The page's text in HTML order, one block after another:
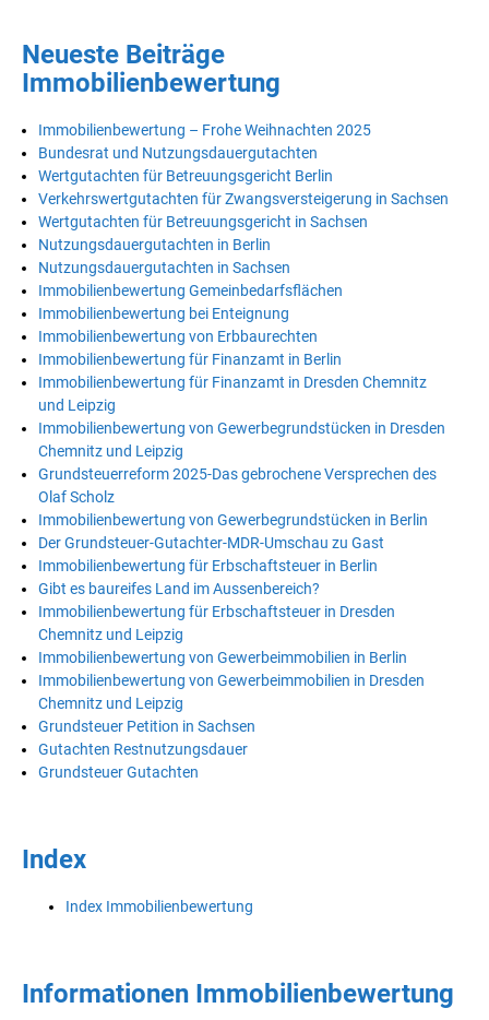
Neueste Beiträge
Immobilienbewertung
Immobilienbewertung – Frohe Weihnachten 2025
Bundesrat und Nutzungsdauergutachten
Wertgutachten für Betreuungsgericht Berlin
Verkehrswertgutachten für Zwangsversteigerung in Sachsen
Wertgutachten für Betreuungsgericht in Sachsen
Nutzungsdauergutachten in Berlin
Nutzungsdauergutachten in Sachsen
Immobilienbewertung Gemeinbedarfsflächen
Immobilienbewertung bei Enteignung
Immobilienbewertung von Erbbaurechten
Immobilienbewertung für Finanzamt in Berlin
Immobilienbewertung für Finanzamt in Dresden Chemnitz
und Leipzig
Immobilienbewertung von Gewerbegrundstücken in Dresden
Chemnitz und Leipzig
Grundsteuerreform 2025-Das gebrochene Versprechen des
Olaf Scholz
Immobilienbewertung von Gewerbegrundstücken in Berlin
Der Grundsteuer-Gutachter-MDR-Umschau zu Gast
Immobilienbewertung für Erbschaftsteuer in Berlin
Gibt es baureifes Land im Aussenbereich?
Immobilienbewertung für Erbschaftsteuer in Dresden
Chemnitz und Leipzig
Immobilienbewertung von Gewerbeimmobilien in Berlin
Immobilienbewertung von Gewerbeimmobilien in Dresden
Chemnitz und Leipzig
Grundsteuer Petition in Sachsen
Gutachten Restnutzungsdauer
Grundsteuer Gutachten
Index
Index Immobilienbewertung
Informationen Immobilienbewertung